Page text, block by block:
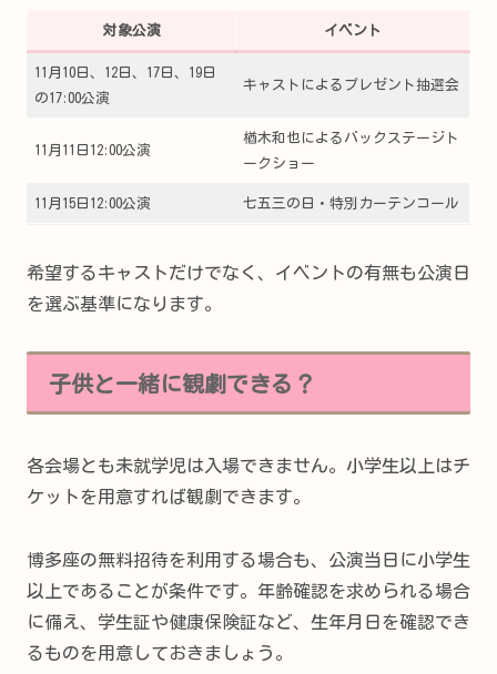
対象公演 イベント
11月10日、12日、17日、19日
の17:00公演
キャストによるプレゼント抽選会
11月11日12:00公演
楢木和也によるバックステージト
ークショー
11月15日12:00公演 七五三の日・特別カーテンコール
希望するキャストだけでなく、イベントの有無も公演日
を選ぶ基準になります。
子供と一緒に観劇できる？
各会場とも未就学児は入場できません。小学生以上はチ
ケットを用意すれば観劇できます。
博多座の無料招待を利用する場合も、公演当日に小学生
以上であることが条件です。年齢確認を求められる場合
に備え、学生証や健康保険証など、生年月日を確認でき
るものを用意しておきましょう。